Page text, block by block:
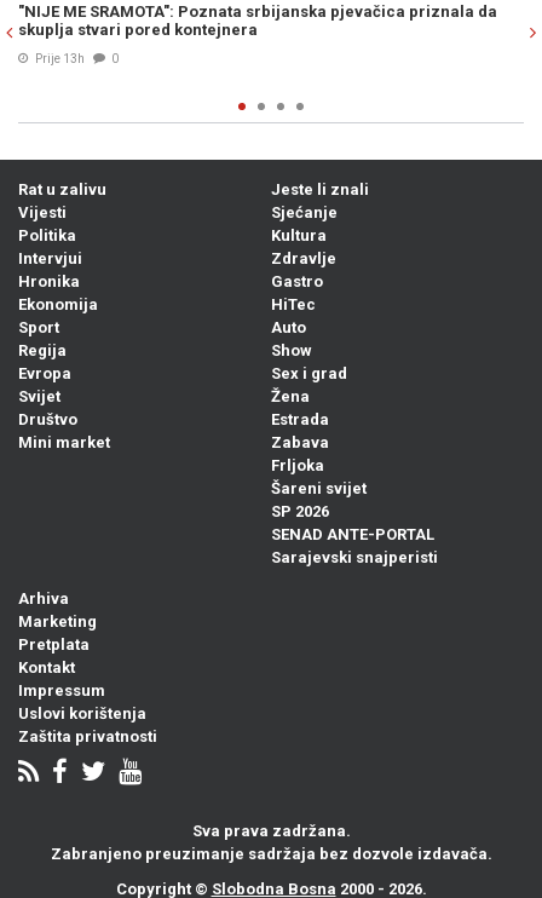
priznala da
"IZVLAČIĆE TE IZ DRINE I MORAVE, KU**ETINO
Procurile stravične glasovne poruke Ane
Rat u zalivu
Vijesti
Politika
Intervjui
Hronika
Ekonomija
Sport
Regija
Evropa
Svijet
Društvo
Mini market
Jeste li znali
Sjećanje
Kultura
Zdravlje
Gastro
HiTec
Auto
Show
Sex i grad
Žena
Estrada
Zabava
Frljoka
Šareni svijet
SP 2026
SENAD ANTE-PORTAL
Sarajevski snajperisti
Arhiva
Marketing
Pretplata
Kontakt
Impressum
Uslovi korištenja
Zaštita privatnosti
Sva prava zadržana.
Zabranjeno preuzimanje sadržaja bez dozvole izdavača.
Copyright © Slobodna Bosna 2000 - 2026.